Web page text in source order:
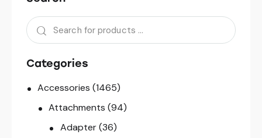
Categories
Accessories (1465)
Attachments (94)
Adapter (36)